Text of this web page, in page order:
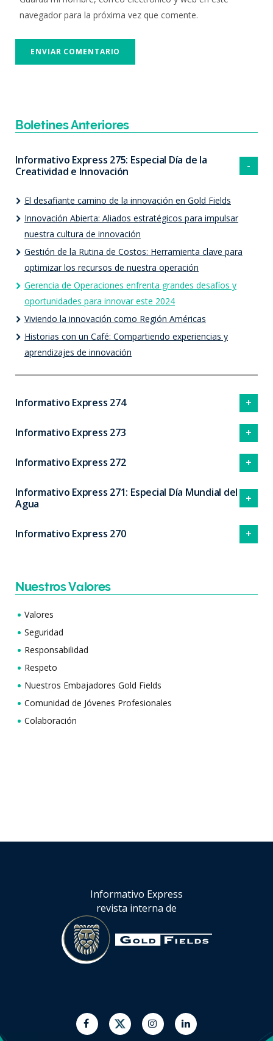
navegador para la próxima vez que comente.
Boletines Anteriores
Informativo Express 275: Especial Día de la
Creatividad e Innovación
El desafiante camino de la innovación en Gold Fields
Innovación Abierta: Aliados estratégicos para impulsar
nuestra cultura de innovación
Gestión de la Rutina de Costos: Herramienta clave para
optimizar los recursos de nuestra operación
Gerencia de Operaciones enfrenta grandes desafíos y
oportunidades para innovar este 2024
Viviendo la innovación como Región Américas
Historias con un Café: Compartiendo experiencias y
aprendizajes de innovación
Informativo Express 274
Informativo Express 273
Informativo Express 272
Informativo Express 271: Especial Día Mundial del
Agua
Informativo Express 270
Nuestros Valores
Valores
Seguridad
Responsabilidad
Respeto
Nuestros Embajadores Gold Fields
Comunidad de Jóvenes Profesionales
Colaboración
Informativo Express
revista interna de